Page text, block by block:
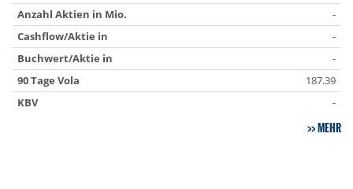
Anzahl Aktien in Mio.
-
Cashflow/Aktie in
-
Buchwert/Aktie in
-
90 Tage Vola
187.39
KBV
-
MEHR